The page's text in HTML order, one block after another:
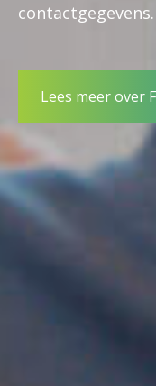
contactgegevens.
Lees meer over